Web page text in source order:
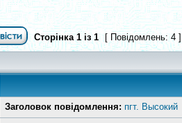
Сторінка 1із1 [ Повідомлень: 4
Заголовок повідомлення: пгт. Высокий